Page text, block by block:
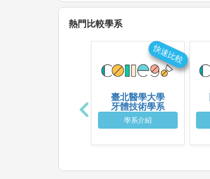
熱門比較學系
臺北醫學大學
牙體技術學系
學系介紹
快速比較